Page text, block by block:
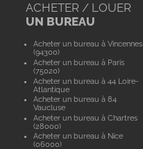
ACHETER / LOUER
UN BUREAU
Acheter un bureau à Vincennes
(94300)
Acheter un bureau à Paris
(75020)
Acheter un bureau à 44 Loire-
Atlantique
Acheter un bureau à 84
Vaucluse
Acheter un bureau à Chartres
(28000)
Acheter un bureau à Nice
(06000)